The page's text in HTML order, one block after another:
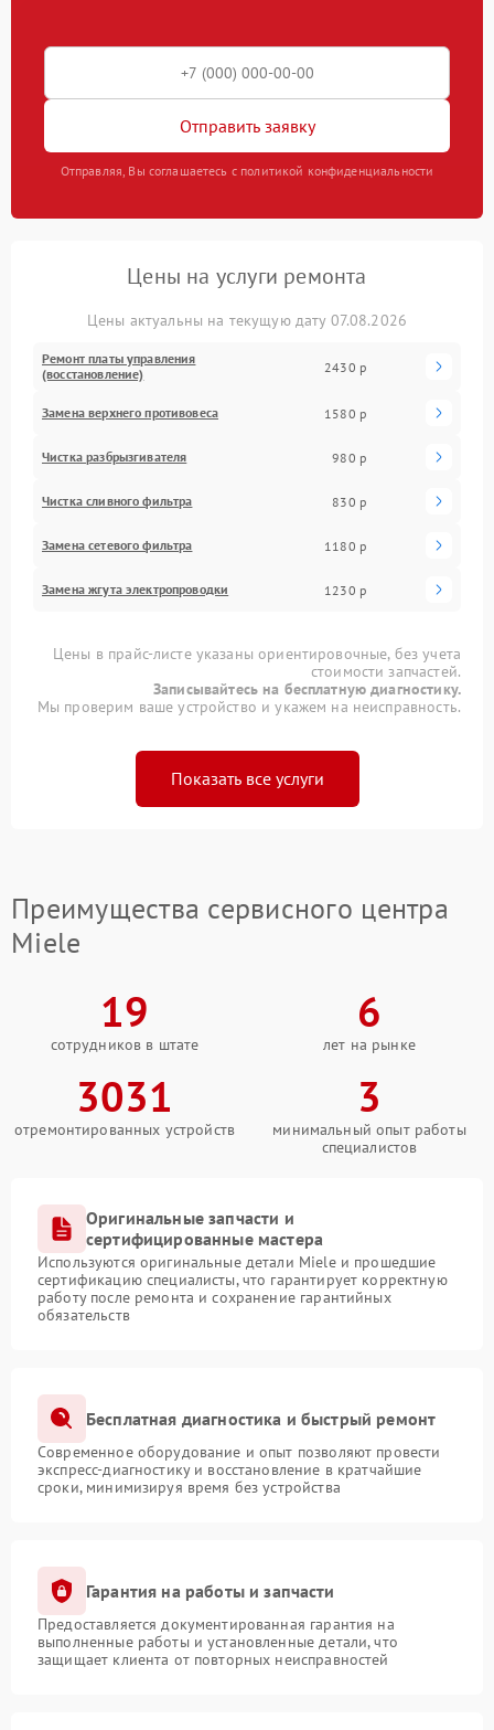
Отправить заявку
Отправляя, Вы соглашаетесь с политикой конфиденциальности
Цены на услуги ремонта
Цены актуальны на текущую дату 07.08.2026
Ремонт платы управления
(восстановление)
2430 р
Замена верхнего противовеса 1580 р
Чистка разбрызгивателя 980 р
Чистка сливного фильтра 830 р
Замена сетевого фильтра 1180 р
Замена жгута электропроводки 1230 р
Цены в прайс-листе указаны ориентировочные, без учета
стоимости запчастей.
Записывайтесь на бесплатную диагностику.
Мы проверим ваше устройство и укажем на неисправность.
Показать все услуги
Преимущества сервисного центра
Miele
19
сотрудников в штате
6
лет на рынке
3031
отремонтированных устройств
3
минимальный опыт работы
специалистов
Оригинальные запчасти и
сертифицированные мастера
Используются оригинальные детали Miele и прошедшие
сертификацию специалисты, что гарантирует корректную
работу после ремонта и сохранение гарантийных
обязательств
Бесплатная диагностика и быстрый ремонт
Современное оборудование и опыт позволяют провести
экспресс-диагностику и восстановление в кратчайшие
сроки, минимизируя время без устройства
Гарантия на работы и запчасти
Предоставляется документированная гарантия на
выполненные работы и установленные детали, что
защищает клиента от повторных неисправностей